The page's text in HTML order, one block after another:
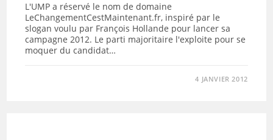
L'UMP a réservé le nom de domaine
LeChangementCestMaintenant.fr, inspiré par le
slogan voulu par François Hollande pour lancer sa
campagne 2012. Le parti majoritaire l'exploite pour se
moquer du candidat…
4 JANVIER 2012